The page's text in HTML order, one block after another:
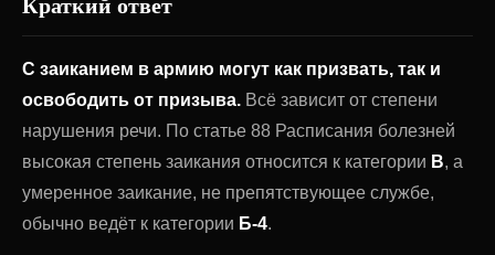
С заиканием в армию могут как призвать, так и
освободить от призыва. Всё зависит от степени
нарушения речи. По статье 88 Расписания болезней
высокая степень заикания относится к категории В, а
умеренное заикание, не препятствующее службе,
обычно ведёт к категории Б-4.